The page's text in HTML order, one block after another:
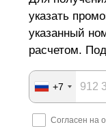
указать
указанный
расчетом.
+7
Согласен на